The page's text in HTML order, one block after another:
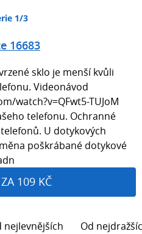
1/3
16683
sklo je menší kvůli
Videonávod
watch?v=QFwt5-TUJoM
telefonu. Ochranné
U dotykových
poškrábané dotykové
109 KČ
nejlevnějších Od